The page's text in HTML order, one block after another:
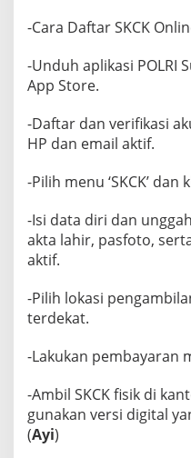
-Cara Daftar SKCK
-Unduh aplikasi POLRI
App Store.
-Daftar dan verifikasi
HP dan email aktif.
-Pilih menu ‘SKCK’ dan
-Isi data diri dan
akta lahir, pasfoto,
aktif.
-Pilih lokasi
terdekat.
-Lakukan pembayaran
-Ambil SKCK fisik di
gunakan versi digital
(Ayi)